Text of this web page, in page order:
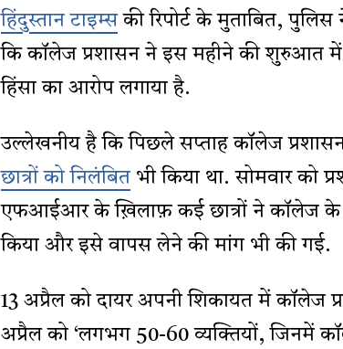
हिंदुस्तान टाइम्सकी रिपोर्ट के मुताबित,
कि कॉलेज प्रशासन ने इस महीने की शुरुआत में
हिंसा का आरोप लगाया है.
उल्लेखनीय है कि पिछले सप्ताह कॉलेज
छात्रों को निलंबितभी किया था. सोमवार को
एफआईआर के ख़िलाफ़ कई छात्रों ने कॉलेज के
किया और इसे वापस लेने की मांग भी की गई.
13 अप्रैल को दायर अपनी शिकायत में कॉलेज
अप्रैल को ‘लगभग 50-60 व्यक्तियों, जिनमें